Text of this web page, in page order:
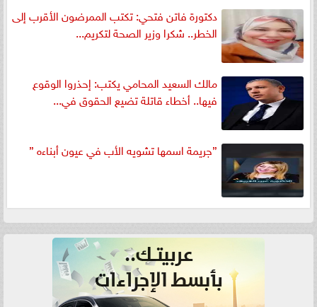
دكتورة فاتن فتحي: تكتب الممرضون الأقرب إلى
الخطر.. شكرا وزير الصحة لتكريم...
مالك السعيد المحامي يكتب: إحذروا الوقوع
فيها.. أخطاء قاتلة تضيع الحقوق في...
”جريمة اسمها تشويه الأب في عيون أبناءه ”